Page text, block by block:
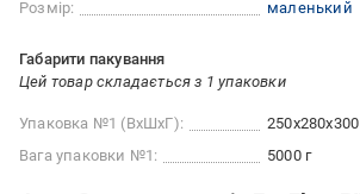
Розмір:
маленький
Габарити пакування
Цей товар складається з 1 упаковки
Упаковка №1 (ВхШхГ):
Вага упаковки №1:
5000 г